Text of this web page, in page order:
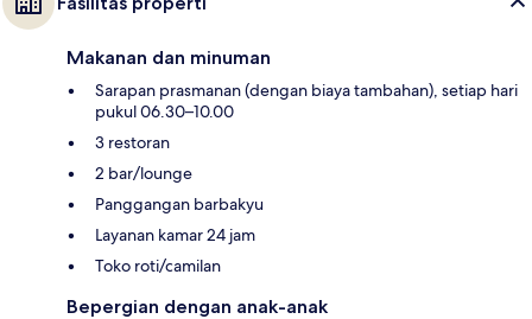
Makanan dan minuman
Sarapan prasmanan (dengan biaya tambahan), setiap hari
pukul 06.30–10.00
3 restoran
2 bar/lounge
Panggangan barbakyu
Layanan kamar 24 jam
Toko roti/camilan
Bepergian dengan anak-anak